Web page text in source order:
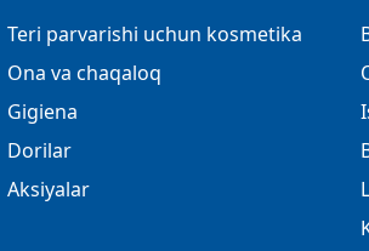
Teri parvarishi uchun kosmetika
Ona va chaqaloq
Gigiena
Dorilar
Aksiyalar